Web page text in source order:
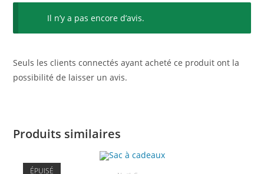
Il n’y a pas encore d’avis.
Seuls les clients connectés ayant acheté ce produit ont la
possibilité de laisser un avis.
Produits similaires
ÉPUISÉ